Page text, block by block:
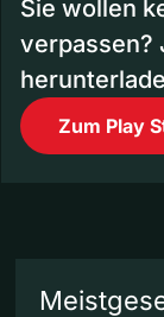
Sie wollen
verpassen?
Zum Play